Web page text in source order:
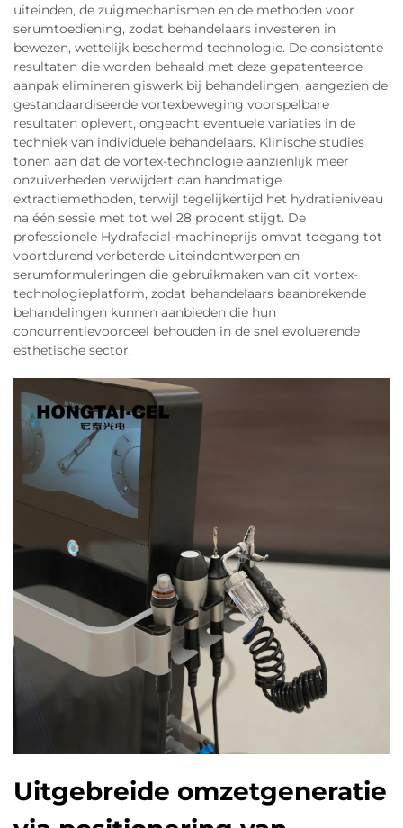
uiteinden, de zuigmechanismen en de methoden voor
serumtoediening, zodat behandelaars investeren in
bewezen, wettelijk beschermd technologie. De consistente
resultaten die worden behaald met deze gepatenteerde
aanpak elimineren giswerk bij behandelingen, aangezien de
gestandaardiseerde vortexbeweging voorspelbare
resultaten oplevert, ongeacht eventuele variaties in de
techniek van individuele behandelaars. Klinische studies
tonen aan dat de vortex-technologie aanzienlijk meer
onzuiverheden verwijdert dan handmatige
extractiemethoden, terwijl tegelijkertijd het hydratieniveau
na één sessie met tot wel 28 procent stijgt. De
professionele Hydrafacial-machineprijs omvat toegang tot
voortdurend verbeterde uiteindontwerpen en
serumformuleringen die gebruikmaken van dit vortex-
technologieplatform, zodat behandelaars baanbrekende
behandelingen kunnen aanbieden die hun
concurrentievoordeel behouden in de snel evoluerende
esthetische sector.
Uitgebreide omzetgeneratie